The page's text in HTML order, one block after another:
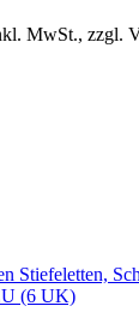
MwSt., zzgl.
Stiefeletten,
(6 UK)